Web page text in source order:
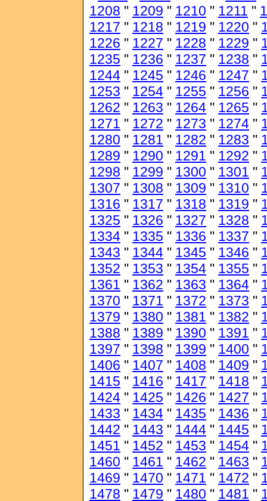
1208 " 1209 " 1210 " 1211 "
1217 " 1218 " 1219 " 1220 "
1226 " 1227 " 1228 " 1229 "
1235 " 1236 " 1237 " 1238 "
1244 " 1245 " 1246 " 1247 "
1253 " 1254 " 1255 " 1256 "
1262 " 1263 " 1264 " 1265 "
1271 " 1272 " 1273 " 1274 "
1280 " 1281 " 1282 " 1283 "
1289 " 1290 " 1291 " 1292 "
1298 " 1299 " 1300 " 1301 "
1307 " 1308 " 1309 " 1310 "
1316 " 1317 " 1318 " 1319 "
1325 " 1326 " 1327 " 1328 "
1334 " 1335 " 1336 " 1337 "
1343 " 1344 " 1345 " 1346 "
1352 " 1353 " 1354 " 1355 "
1361 " 1362 " 1363 " 1364 "
1370 " 1371 " 1372 " 1373 "
1379 " 1380 " 1381 " 1382 "
1388 " 1389 " 1390 " 1391 "
1397 " 1398 " 1399 " 1400 "
1406 " 1407 " 1408 " 1409 "
1415 " 1416 " 1417 " 1418 "
1424 " 1425 " 1426 " 1427 "
1433 " 1434 " 1435 " 1436 "
1442 " 1443 " 1444 " 1445 "
1451 " 1452 " 1453 " 1454 "
1460 " 1461 " 1462 " 1463 "
1469 " 1470 " 1471 " 1472 "
1478 " 1479 " 1480 " 1481 "